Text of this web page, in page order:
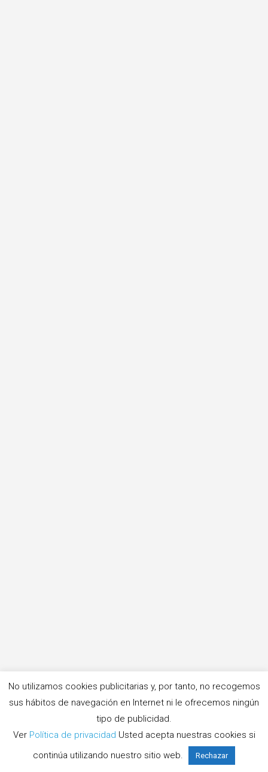
No utilizamos cookies publicitarias y, por tanto, no recogemos
sus hábitos de navegación en Internet ni le ofrecemos ningún
tipo de publicidad.
Ver Política de privacidad Usted acepta nuestras cookies si
continúa utilizando nuestro sitio web.
Rechazar